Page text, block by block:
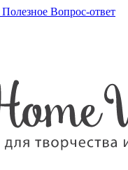
Полезное Вопрос-ответ